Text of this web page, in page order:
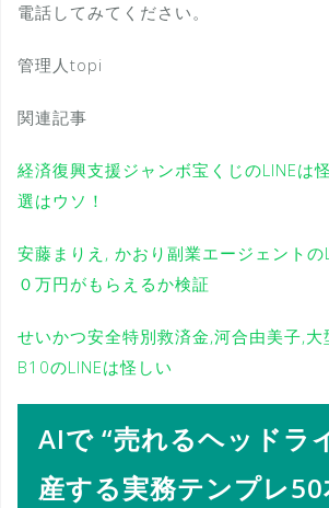
電話してみてください。
管理人topi
関連記事
経済復興支援ジャンボ宝くじのLINEは
選はウソ！
安藤まりえ, かおり副業エージェントの
０万円がもらえるか検証
せいかつ安全特別救済金,河合由美子,大
B10のLINEは怪しい
AIで “売れるヘッドラ
産する実務テンプレ